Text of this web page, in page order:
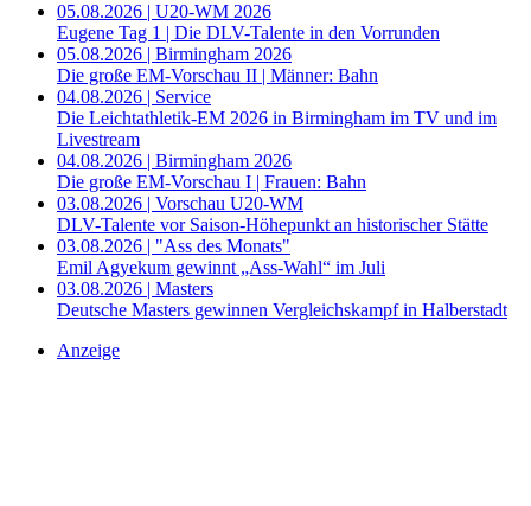
05.08.2026 | U20-WM 2026
Eugene Tag 1 | Die DLV-Talente in den Vorrunden
05.08.2026 | Birmingham 2026
Die große EM-Vorschau II | Männer: Bahn
04.08.2026 | Service
Die Leichtathletik-EM 2026 in Birmingham im TV und im
Livestream
04.08.2026 | Birmingham 2026
Die große EM-Vorschau I | Frauen: Bahn
03.08.2026 | Vorschau U20-WM
DLV-Talente vor Saison-Höhepunkt an historischer Stätte
03.08.2026 | "Ass des Monats"
Emil Agyekum gewinnt „Ass-Wahl“ im Juli
03.08.2026 | Masters
Deutsche Masters gewinnen Vergleichskampf in Halberstadt
Anzeige